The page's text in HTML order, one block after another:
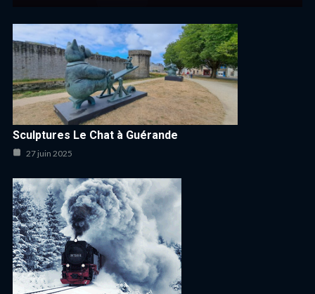
Sculptures Le Chat à Guérande
27 juin 2025